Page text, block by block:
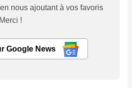
nous ajoutant à vos favoris
!
Google News